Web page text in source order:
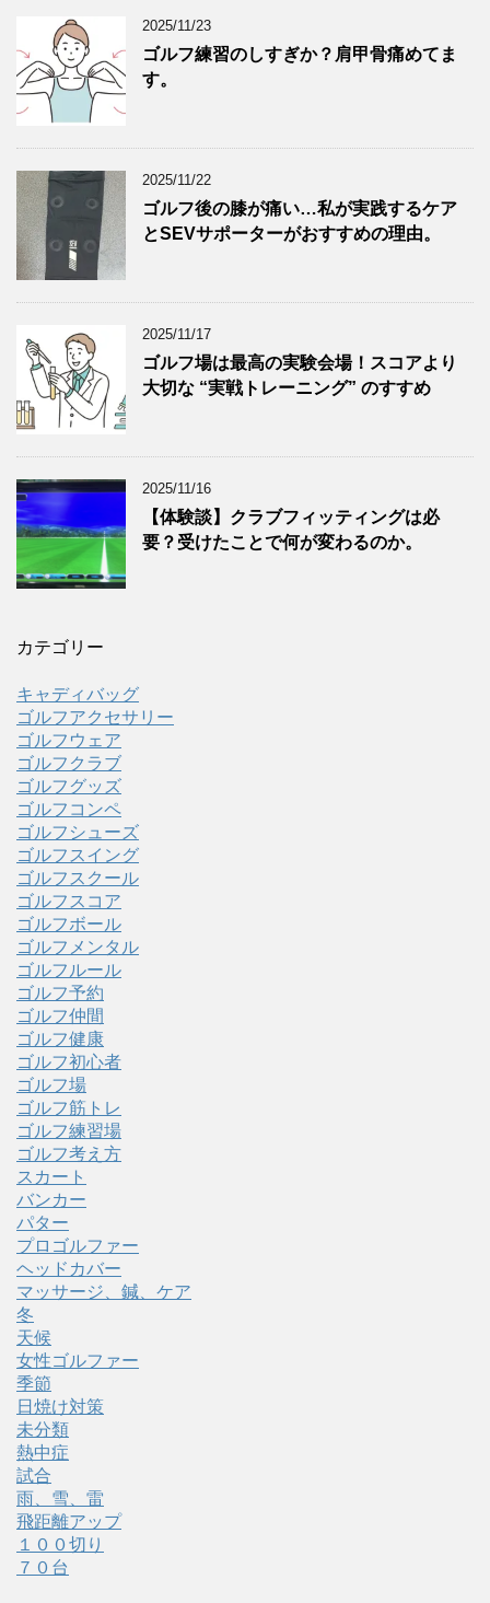
2025/11/23
ゴルフ練習のしすぎか？肩甲骨痛めてま
す。
2025/11/22
ゴルフ後の膝が痛い…私が実践するケア
とSEVサポーターがおすすめの理由。
2025/11/17
ゴルフ場は最高の実験会場！スコアより
大切な “実戦トレーニング” のすすめ
2025/11/16
【体験談】クラブフィッティングは必
要？受けたことで何が変わるのか。
カテゴリー
キャディバッグ
ゴルフアクセサリー
ゴルフウェア
ゴルフクラブ
ゴルフグッズ
ゴルフコンペ
ゴルフシューズ
ゴルフスイング
ゴルフスクール
ゴルフスコア
ゴルフボール
ゴルフメンタル
ゴルフルール
ゴルフ予約
ゴルフ仲間
ゴルフ健康
ゴルフ初心者
ゴルフ場
ゴルフ筋トレ
ゴルフ練習場
ゴルフ考え方
スカート
バンカー
パター
プロゴルファー
ヘッドカバー
マッサージ、鍼、ケア
冬
天候
女性ゴルファー
季節
日焼け対策
未分類
熱中症
試合
雨、雪、雷
飛距離アップ
１００切り
７０台